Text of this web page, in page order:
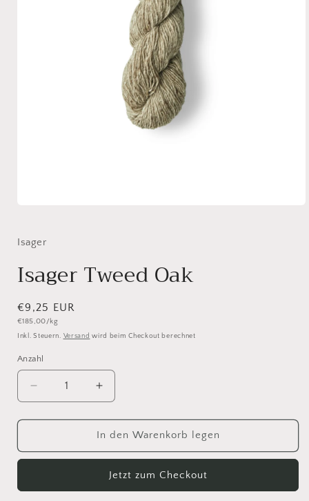
Modal
öffnen
Isager
Isager Tweed Oak
Normaler
Preis
€9,25 EUR
Grundpreis
€185,00/kg
Inkl. Steuern. Versand wird beim Checkout berechnet
Anzahl
Anzahl
Verringere
die
Menge
Isager
Erhöhe
die
Menge
für
Isager
Oak
In den Warenkorb legen
Jetzt zum Checkout